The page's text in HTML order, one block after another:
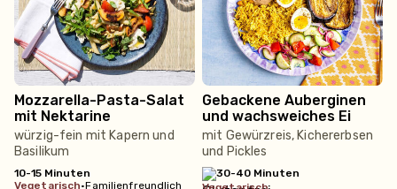
Mozzarella-Pasta-Salat
mit Nektarine
würzig-fein mit Kapern und
Basilikum
10-15 Minuten
vegetarisch•Familienfreundlich
Gebackene Auberginen
und wachsweiches Ei
mit Gewürzreis, Kichererbsen
und Pickles
30-40 Minuten